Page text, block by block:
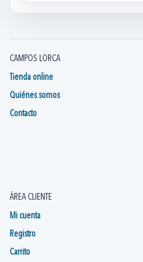
CAMPOS LORCA
Tienda online
Quiénes somos
Contacto
ÁREA CLIENTE
Mi cuenta
Registro
Carrito